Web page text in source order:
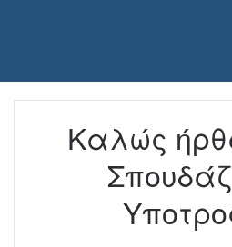
Καλώς